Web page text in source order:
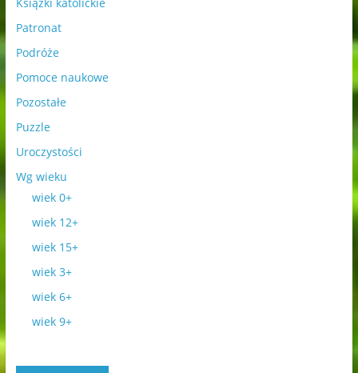
Książki katolickie
Patronat
Podróże
Pomoce naukowe
Pozostałe
Puzzle
Uroczystości
Wg wieku
wiek 0+
wiek 12+
wiek 15+
wiek 3+
wiek 6+
wiek 9+